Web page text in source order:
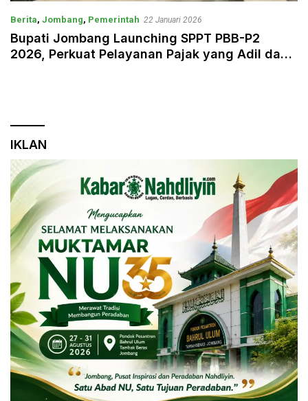
Berita, Jombang, Pemerintah 22 Januari 2026
Bupati Jombang Launching SPPT PBB-P2
2026, Perkuat Pelayanan Pajak yang Adil dan
IKLAN